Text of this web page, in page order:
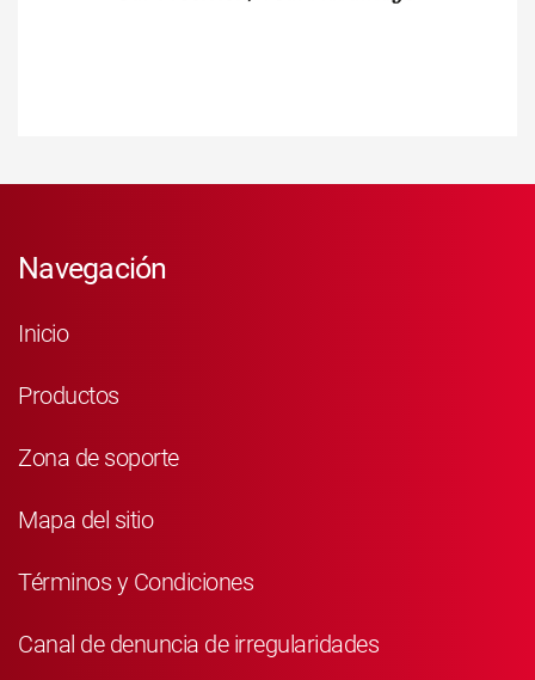
Navegación
Inicio
Productos
Zona de soporte
Mapa del sitio
Términos y Condiciones
Canal de denuncia de irregularidades